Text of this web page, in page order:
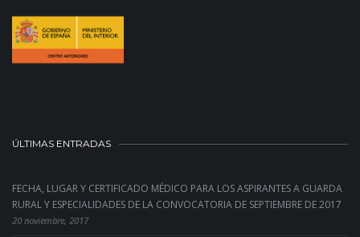
ÚLTIMAS ENTRADAS
FECHA, LUGAR Y CERTIFICADO MÉDICO PARA LOS ASPIRANTES A GUARDA
RURAL Y ESPECIALIDADES DE LA CONVOCATORIA DE SEPTIEMBRE DE 2017
20 noviembre, 2017